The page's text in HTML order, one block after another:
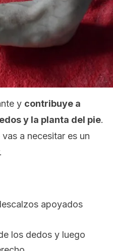
y contribuye a
y la planta del pie.
a necesitar es un
apoyados
los dedos y luego